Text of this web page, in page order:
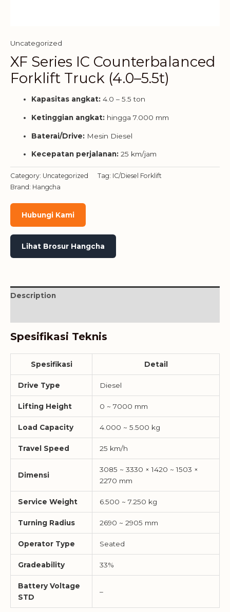
Uncategorized
XF Series IC Counterbalanced
Forklift Truck (4.0–5.5t)
Kapasitas angkat: 4.0 – 5.5 ton
Ketinggian angkat: hingga 7.000 mm
Baterai/Drive: Mesin Diesel
Kecepatan perjalanan: 25 km/jam
Category: Uncategorized Tag: IC/Diesel Forklift
Brand: Hangcha
Hubungi Kami
Lihat Brosur Hangcha
Description
Spesifikasi Teknis
Spesifikasi Detail
Drive Type Diesel
Lifting Height 0 ~ 7000 mm
Load Capacity 4.000 ~ 5.500 kg
Travel Speed 25 km/h
Dimensi
3085 ~ 3330 × 1420 ~ 1503 ×
2270 mm
Service Weight 6.500 ~ 7.250 kg
Turning Radius 2690 ~ 2905 mm
Operator Type Seated
Gradeability 33%
Battery Voltage
STD
–